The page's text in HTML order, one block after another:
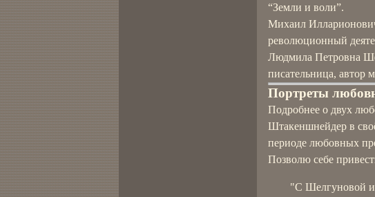
“Земли и воли”.
Михаил
революционный
Людмила Петровна
писательница, автор
Портреты
Подробнее о двух
Штакеншнейдер в
периоде любовных
Позволю себе
"С Шелгуновой